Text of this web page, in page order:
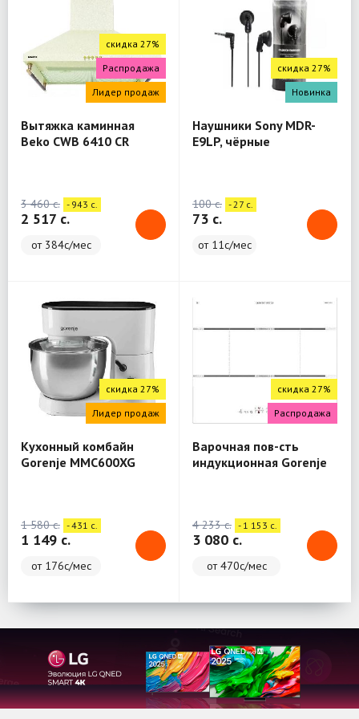
скидка 27%
Распродажа
Лидер продаж
Вытяжка каминная
Beko CWB 6410 CR
3 460 c. - 943 c.
2 517 c.
от 384с/мес
скидка 27%
Новинка
Наушники Sony MDR-
E9LP, чёрные
100 c. - 27 c.
73 c.
от 11с/мес
скидка 27%
Лидер продаж
Кухонный комбайн
Gorenje MMC600XG
1 580 c. - 431 c.
1 149 c.
от 176с/мес
скидка 27%
Распродажа
Варочная пов-сть
индукционная Gorenje
4 233 c. - 1 153 c.
3 080 c.
от 470с/мес